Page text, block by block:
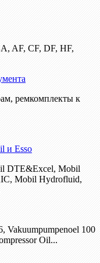
AF, CF, DF, HF,
ремкомплекты к
и Esso
DTE&Excel, Mobil
Mobil Hydrofluid,
Vakuumpumpenoel 100
Oil...